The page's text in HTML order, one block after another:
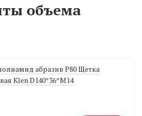
объема
абразив Р80 Щетка
Klen D140*36*M14